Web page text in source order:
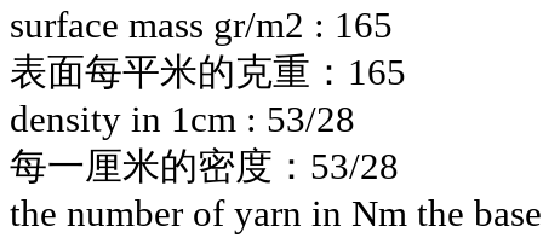
surface mass gr/m2 : 165
表面每平米的克重：165
density in 1cm : 53/28
每一厘米的密度：53/28
the number of yarn in Nm the